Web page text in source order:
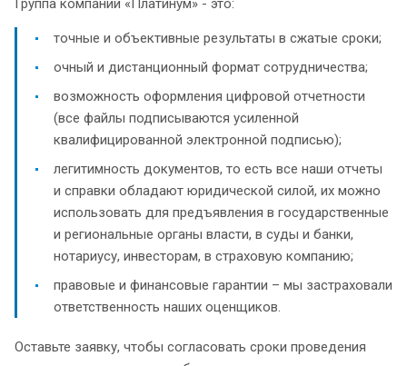
Группа компаний «Платинум» - это:
точные и объективные результаты в сжатые сроки;
очный и дистанционный формат сотрудничества;
возможность оформления цифровой отчетности
(все файлы подписываются усиленной
квалифицированной электронной подписью);
легитимность документов, то есть все наши отчеты
и справки обладают юридической силой, их можно
использовать для предъявления в государственные
и региональные органы власти, в суды и банки,
нотариусу, инвесторам, в страховую компанию;
правовые и финансовые гарантии – мы застраховали
ответственность наших оценщиков.
Оставьте заявку, чтобы согласовать сроки проведения